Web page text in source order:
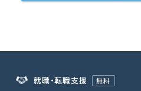
就職・転職支援 無料